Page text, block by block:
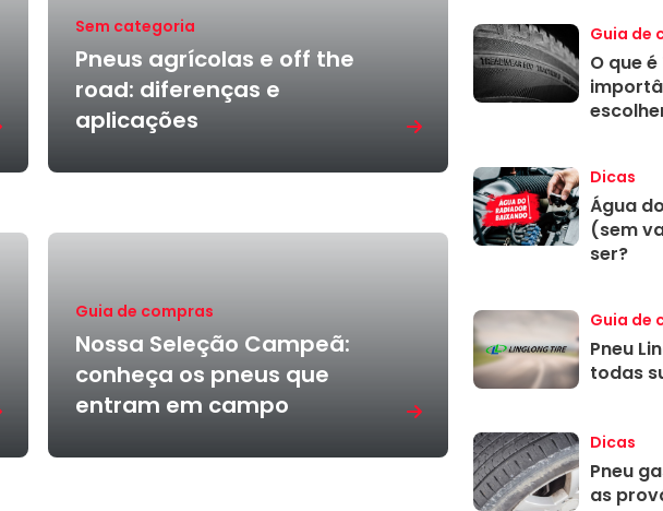
Sem categoria
Pneus agrícolas e off the
road: diferenças e
aplicações
Guia de compras
Nossa Seleção Campeã:
conheça os pneus que
entram em campo
Guia de
O que
Dicas
Água
(sem
ser?
Guia de
Pneu
todas
Dicas
Pneu
as